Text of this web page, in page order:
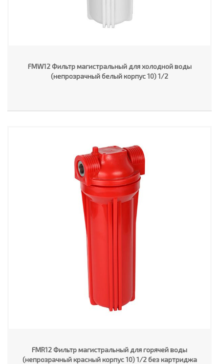
FMW12 Фильтр магистральный для холодной воды
(непрозрачный белый корпус 10) 1/2
FMR12 Фильтр магистральный для горячей воды
(непрозрачный красный корпус 10) 1/2 без картриджа